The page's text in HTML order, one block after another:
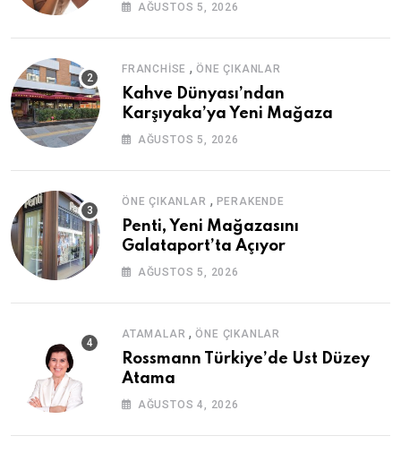
AĞUSTOS 5, 2026
FRANCHISE ,ÖNE ÇIKANLAR
Kahve Dünyası’ndan
Karşıyaka’ya Yeni Mağaza
AĞUSTOS 5, 2026
ÖNE ÇIKANLAR , PERAKENDE
Penti, Yeni Mağazasını
Galataport’ta Açıyor
AĞUSTOS 5, 2026
ATAMALAR ,ÖNE ÇIKANLAR
Rossmann Türkiye’de Üst Düzey
Atama
AĞUSTOS 4, 2026